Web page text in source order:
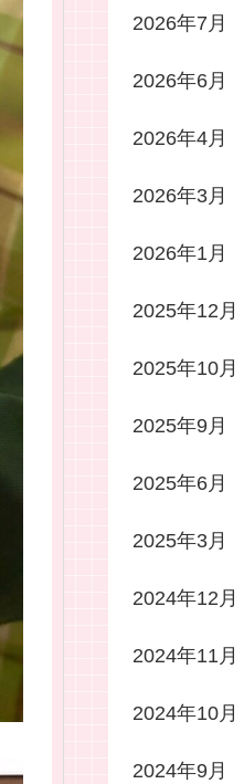
2026年7月
2026年6月
2026年4月
2026年3月
2026年1月
2025年12月
2025年10月
2025年9月
2025年6月
2025年3月
2024年12月
2024年11月
2024年10月
2024年9月